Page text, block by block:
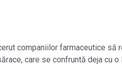
companiilor farmaceutice să
care se confruntă deja cu